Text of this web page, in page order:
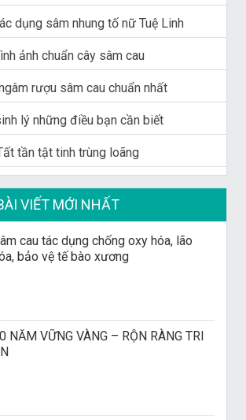
dụng sâm nhung tố nữ Tuệ Linh
ảnh chuẩn cây sâm cau
rượu sâm cau chuẩn nhất
lý những điều bạn cần biết
tần tật tinh trùng loãng
VIẾT MỚI NHẤT
cau tác dụng chống oxy hóa, lão
bảo vệ tế bào xương
NĂM VỮNG VÀNG – RỘN RÀNG TRI